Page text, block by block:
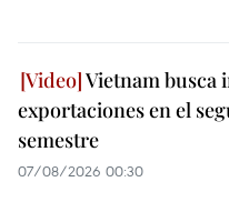
Vietnam busca
exportaciones en el
semestre
07/08/2026 00:30